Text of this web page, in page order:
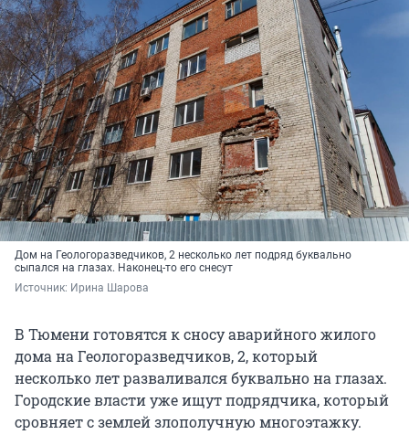
Дом на Геологоразведчиков, 2 несколько лет подряд буквально
сыпался на глазах. Наконец-то его снесут
Источник: Ирина Шарова
В Тюмени готовятся к сносу аварийного жилого
дома на Геологоразведчиков, 2, который
несколько лет разваливался буквально на глазах.
Городские власти уже ищут подрядчика, который
сровняет с землей злополучную многоэтажку.